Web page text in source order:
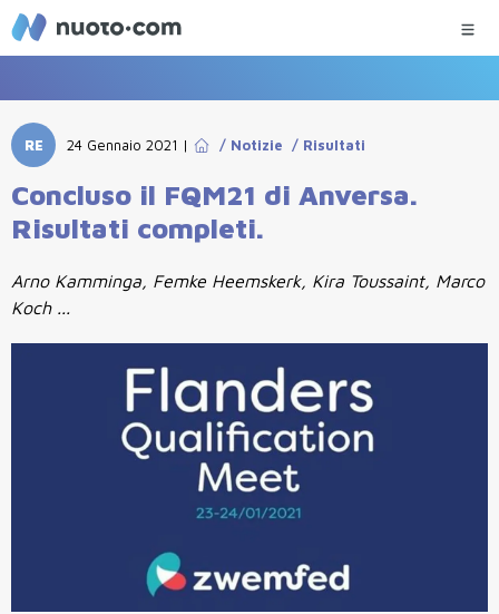
RE 24 Gennaio 2021 | / Notizie / Risultati
Concluso il FQM21 di Anversa.
Risultati completi.
Arno Kamminga, Femke Heemskerk, Kira Toussaint, Marco
Koch ...